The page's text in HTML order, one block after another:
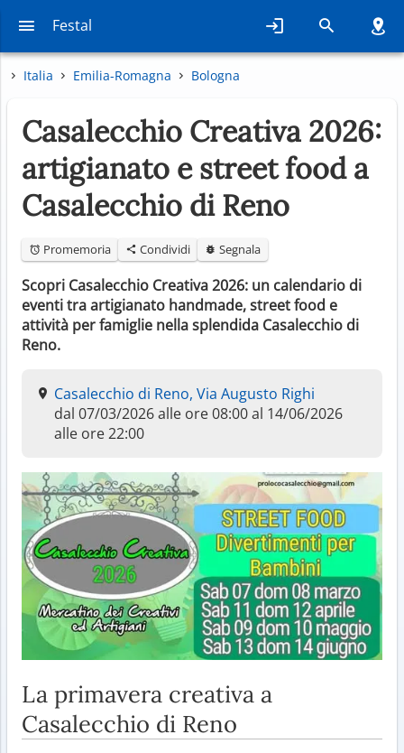
Festal
Italia Emilia-Romagna Bologna
Casalecchio Creativa 2026:
artigianato e street food a
Casalecchio di Reno
Promemoria Condividi Segnala
Scopri Casalecchio Creativa 2026: un calendario di
eventi tra artigianato handmade, street food e
attività per famiglie nella splendida Casalecchio di
Reno.
Casalecchio di Reno, Via Augusto Righi
dal 07/03/2026 alle ore 08:00 al 14/06/2026
alle ore 22:00
La primavera creativa a
Casalecchio di Reno